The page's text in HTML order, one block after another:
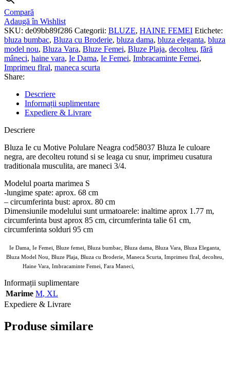
Compară
Adaugă în Wishlist
SKU: de09bb89f286 Categorii: BLUZE, HAINE FEMEI Etichete:
bluza bumbac, Bluza cu Broderie, bluza dama, bluza eleganta, bluza
model nou, Bluza Vara, Bluze Femei, Bluze Plaja, decolteu, fără
mâneci, haine vara, Ie Dama, Ie Femei, Imbracaminte Femei,
Imprimeu flral, maneca scurta
Share:
Descriere
Informații suplimentare
Expediere & Livrare
Descriere
Bluza Ie cu Motive Polulare Neagra cod58037 Bluza Ie culoare
negra, are decolteu rotund si se leaga cu snur, imprimeu cusatura
traditionala musculita, are maneci 3/4.
Modelul poarta marimea S
-lungime spate: aprox. 68 cm
– circumferinta bust: aprox. 80 cm
Dimensiunile modelului sunt urmatoarele: inaltime aprox 1.77 m,
circumferinta bust aprox 85 cm, circumferinta talie 61 cm,
circumferinta solduri 95 cm
Ie Dama, Ie Femei, Bluze femei, Bluza bumbac, Bluza dama, Bluza Vara, Bluza Eleganta,
Bluza Model Nou, Bluze Plaja, Bluza cu Broderie, Maneca Scurta, Imprimeu flral, decolteu,
Haine Vara, Imbracaminte Femei, Fara Maneci,
Informații suplimentare
Marime M, XL
Expediere & Livrare
Produse similare